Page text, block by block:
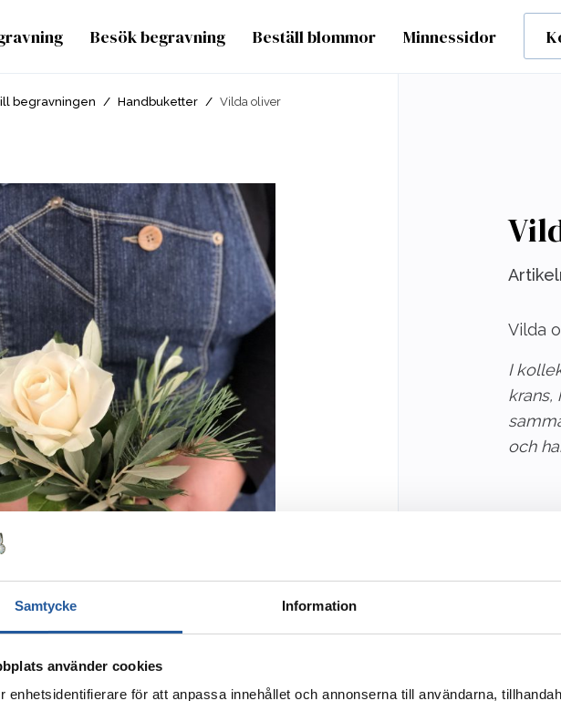
Samtycke Information
använder cookies
enhetsidentifierare för att anpassa innehållet och annonserna till användarna,
Besök begravning Beställ blommor Minnessidor
begravningen / Handbuketter / Vilda oliver
Vilda
I
krans,
och
120